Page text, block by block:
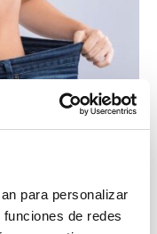
para personalizar
de redes
de